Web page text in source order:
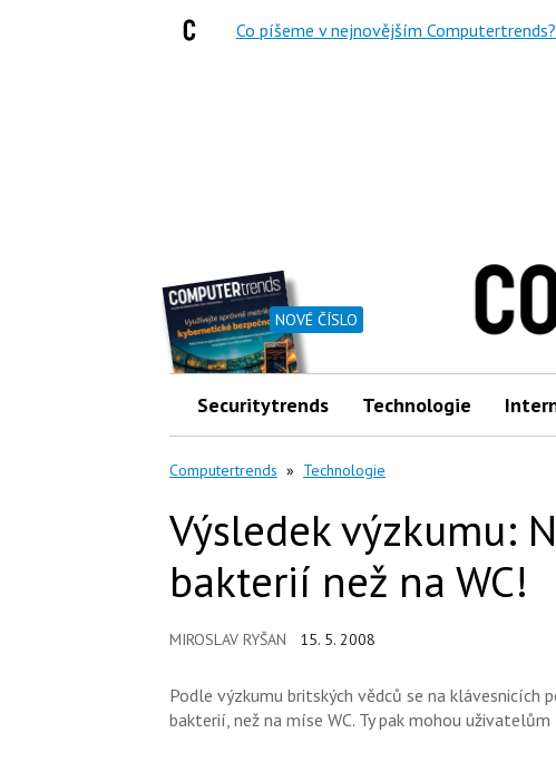
NOVÉ ČÍSLO
Securitytrends Technologie
Computertrends » Technologie
Výsledek výzkumu:
bakterií než na WC!
MIROSLAV RYŠAN 15. 5. 2008
Podle výzkumu britských vědců se na
bakterií, než na míse WC. Ty pak mohou
Co píšeme v nejnovějším Computertrends?